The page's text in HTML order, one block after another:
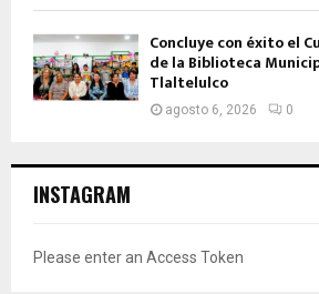
Concluye con éxito el
de la Biblioteca
Tlaltelulco
agosto 6, 2026 0
INSTAGRAM
Please enter an Access Token